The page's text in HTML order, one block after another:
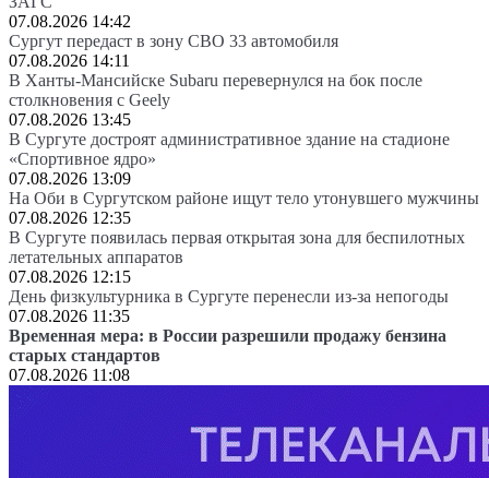
07.08.2026 14:42
Сургут передаст в зону СВО 33 автомобиля
07.08.2026 14:11
В Ханты-Мансийске Subaru перевернулся на бок после
столкновения с Geely
07.08.2026 13:45
В Сургуте достроят административное здание на стадионе
«Спортивное ядро»
07.08.2026 13:09
На Оби в Сургутском районе ищут тело утонувшего мужчины
07.08.2026 12:35
В Сургуте появилась первая открытая зона для беспилотных
летательных аппаратов
07.08.2026 12:15
День физкультурника в Сургуте перенесли из-за непогоды
07.08.2026 11:35
Временная мера: в России разрешили продажу бензина
старых стандартов
07.08.2026 11:08